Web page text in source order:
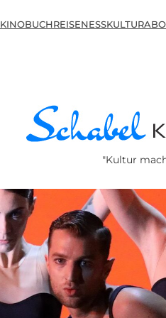
KINOBUCHREISENESSKULTUR
"Kultur